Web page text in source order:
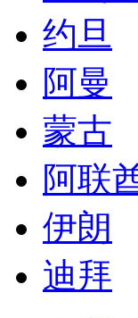
约旦
阿曼
蒙古
阿联
伊朗
迪拜